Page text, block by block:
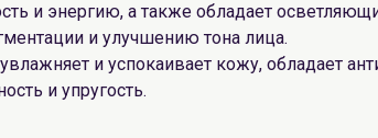
и энергию, а также обладает
и улучшению тона лица.
увлажняет и успокаивает кожу, обладает
и упругость.